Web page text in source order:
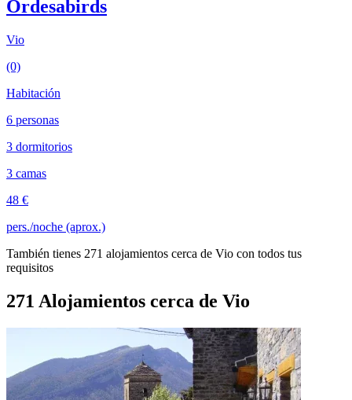
Ordesabirds
Vio
(0)
Habitación
6 personas
3 dormitorios
3 camas
48 €
pers./noche (aprox.)
También tienes 271 alojamientos cerca de Vio con todos tus
requisitos
271 Alojamientos cerca de Vio